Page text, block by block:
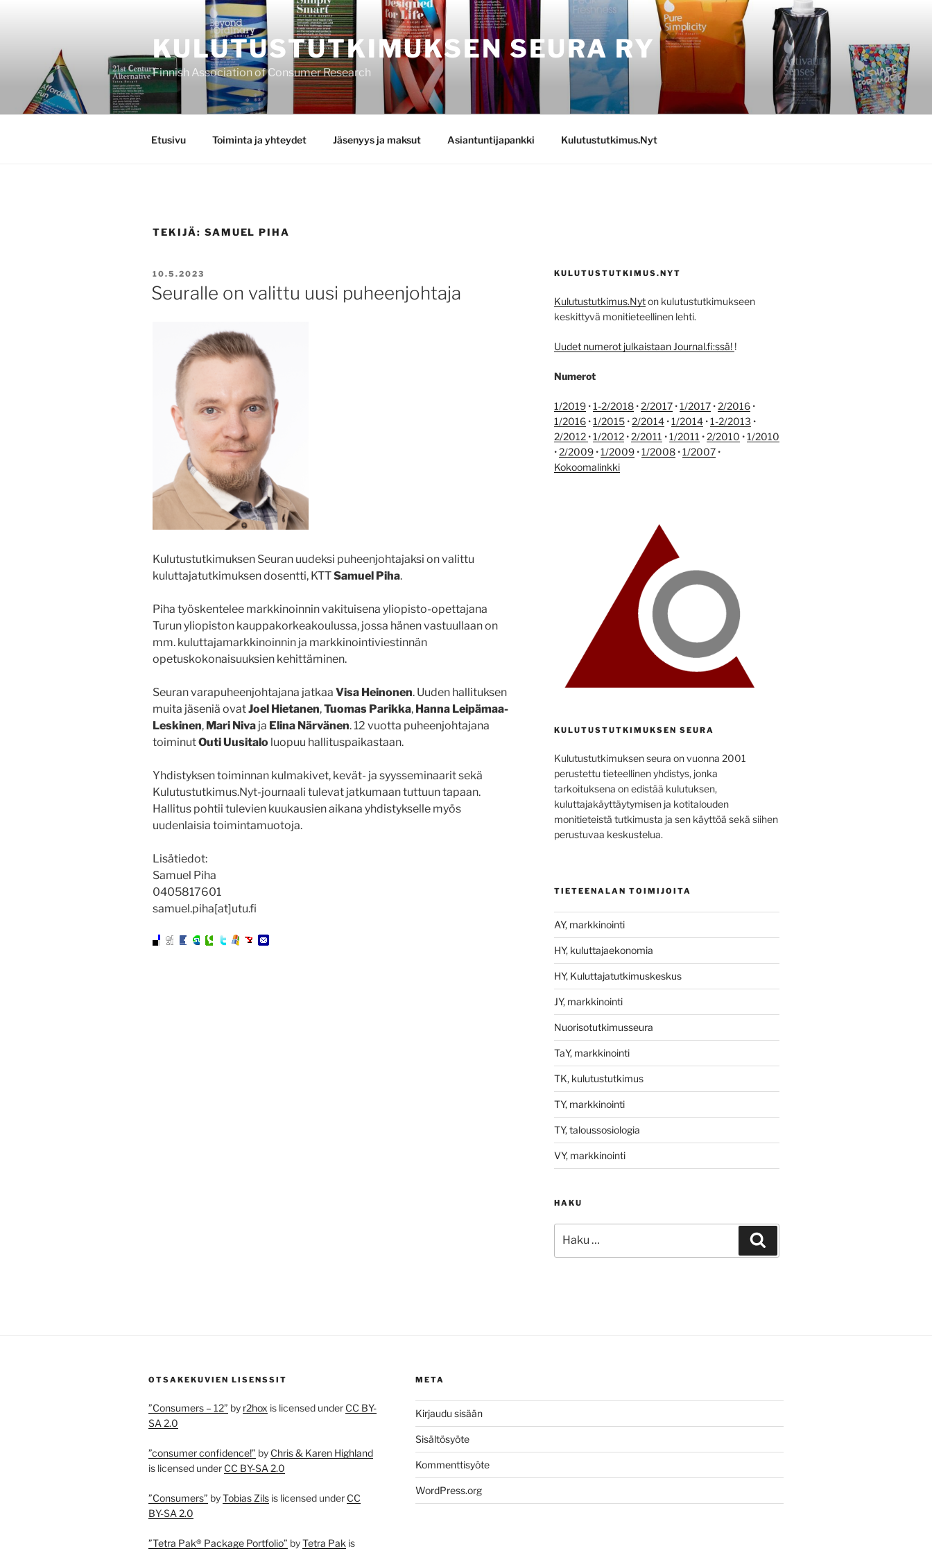
KULUTUSTUTKIMUKSEN SEURA RY
Finnish Association of Consumer Research
Etusivu Toiminta ja yhteydet Jäsenyys ja maksut Asiantuntijapankki Kulutustutkimus.Nyt
TEKIJÄ: SAMUEL PIHA
JULKAISTU
10.5.2023
Seuralle on valittu uusi puheenjohtaja
Kulutustutkimuksen Seuran uudeksi puheenjohtajaksi on valittu
kuluttajatutkimuksen dosentti, KTTSamuel Piha.
Piha työskentelee markkinoinnin vakituisena yliopisto-opettajana
Turun yliopiston kauppakorkeakoulussa, jossa hänen vastuullaan on
mm. kuluttajamarkkinoinnin ja markkinointiviestinnän
opetuskokonaisuuksien kehittäminen.
Seuran varapuheenjohtajana jatkaa Visa Heinonen. Uuden hallituksen
muita jäseniä ovatJoel Hietanen,Tuomas Parikka, Hanna Leipämaa-
Leskinen, Mari Niva ja Elina Närvänen. 12 vuotta puheenjohtajana
toiminutOuti Uusitalo luopuu hallituspaikastaan.
Yhdistyksen toiminnan kulmakivet, kevät- ja syysseminaarit sekä
Kulutustutkimus.Nyt-journaali tulevat jatkumaan tuttuun tapaan.
Hallitus pohtii tulevien kuukausien aikana yhdistykselle myös
uudenlaisia toimintamuotoja.
Lisätiedot:
Samuel Piha
0405817601
samuel.piha[at]utu.fi
KULUTUSTUTKIMUS.NYT
Kulutustutkimus.Nyton kulutustutkimukseen
keskittyvä monitieteellinen lehti.
Uudet numerot julkaistaan Journal.fi:ssä! !
Numerot
1/2019•1-2/2018•2/2017•1/2017•2/2016•
1/2016•1/2015•2/2014•1/2014•1-2/2013 •
2/2012 •1/2012•2/2011 •1/2011 •2/2010 •1/2010
•2/2009•1/2009•1/2008•1/2007•
Kokoomalinkki
KULUTUSTUTKIMUKSEN SEURA
Kulutustutkimuksen seura on vuonna 2001
perustettu tieteellinen yhdistys, jonka
tarkoituksena on edistää kulutuksen,
kuluttajakäyttäytymisen ja kotitalouden
monitieteistä tutkimusta ja sen käyttöä sekä siihen
perustuvaa keskustelua.
TIETEENALAN TOIMIJOITA
AY, markkinointi
HY, kuluttajaekonomia
HY, Kuluttajatutkimuskeskus
JY, markkinointi
Nuorisotutkimusseura
TaY, markkinointi
TK, kulutustutkimus
TY, markkinointi
TY, taloussosiologia
VY, markkinointi
HAKU
OTSAKEKUVIEN LISENSSIT
”Consumers – 12” by r2hox is licensed under CC BY-
SA 2.0
”consumer confidence!” by Chris & Karen Highland
is licensed under CC BY-SA 2.0
”Consumers” byTobias Zils is licensed under CC
BY-SA 2.0
”Tetra Pak® Package Portfolio” byTetra Pak is
META
Kirjaudu sisään
Sisältösyöte
Kommenttisyöte
WordPress.org